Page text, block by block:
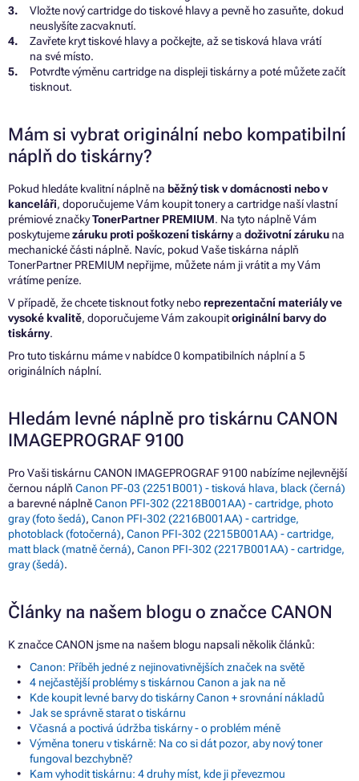
Vložte nový cartridge do tiskové hlavy a pevně ho zasuňte, dokud
neuslyšíte zacvaknutí.
Zavřete kryt tiskové hlavy a počkejte, až se tisková hlava vrátí
na své místo.
Potvrďte výměnu cartridge na displeji tiskárny a poté můžete začít
tisknout.
Mám si vybrat originální nebo kompatibilní
náplň do tiskárny?
Pokud hledáte kvalitní náplně na běžný tisk v domácnosti nebo v
kanceláři, doporučujeme Vám koupit tonery a cartridge naší vlastní
prémiové značkyTonerPartner PREMIUM. Na tyto náplně Vám
poskytujemezáruku proti poškození tiskárnya doživotní záruku na
mechanické části náplně. Navíc, pokud Vaše tiskárna náplň
TonerPartner PREMIUM nepřijme, můžete nám ji vrátit a my Vám
vrátíme peníze.
V případě, že chcete tisknout fotky neboreprezentační materiály ve
vysoké kvalitě, doporučujeme Vám zakoupitoriginální barvy do
tiskárny.
Pro tuto tiskárnu máme v nabídce 0 kompatibilních náplní a 5
originálních náplní.
Hledám levné náplně pro tiskárnu CANON
IMAGEPROGRAF 9100
Pro Vaši tiskárnu CANON IMAGEPROGRAF 9100 nabízíme nejlevnější
černou náplň Canon PF-03 (2251B001) - tisková hlava, black (černá)
a barevné náplněCanon PFI-302 (2218B001AA) - cartridge, photo
gray (foto šedá), Canon PFI-302 (2216B001AA) - cartridge,
photoblack (fotočerná), Canon PFI-302 (2215B001AA) - cartridge,
matt black (matně černá), Canon PFI-302 (2217B001AA) - cartridge,
gray (šedá).
Články na našem blogu o značce CANON
K značce CANON jsme na našem blogu napsali několik článků:
Canon: Příběh jedné z nejinovativnějších značek na světě
4 nejčastější problémy s tiskárnou Canon a jak na ně
Kde koupit levné barvy do tiskárny Canon + srovnání nákladů
Jak se správně starat o tiskárnu
Včasná a poctivá údržba tiskárny - o problém méně
Výměna toneru v tiskárně: Na co si dát pozor, aby nový toner
fungoval bezchybně?
Kam vyhodit tiskárnu: 4 druhy míst, kde ji převezmou